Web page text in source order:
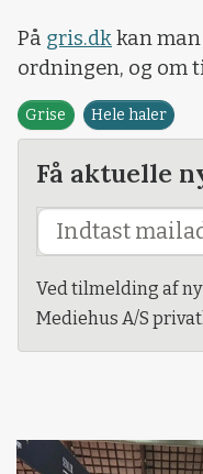
På gris.dkkan
ordningen, og om
Grise Hele haler
Få aktuelle
Ved tilmelding af
Mediehus A/S